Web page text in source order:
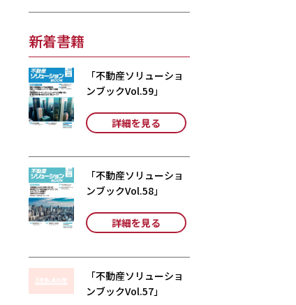
新着書籍
「不動産ソリューショ
ンブックVol.59」
詳細を見る
「不動産ソリューショ
ンブックVol.58」
詳細を見る
「不動産ソリューショ
ンブックVol.57」